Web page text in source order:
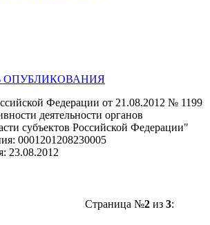
ОПУБЛИКОВАНИЯ
Федерации от 21.08.2012 № 1199
деятельности органов
субъектов Российской Федерации"
0001201208230005
23.08.2012
Страница №2из 3: